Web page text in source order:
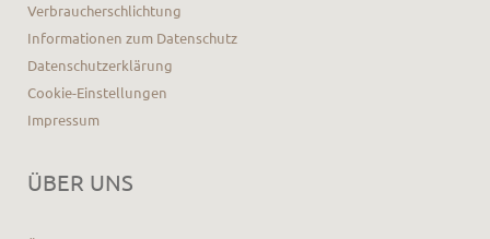
Verbraucherschlichtung
Informationen zum Datenschutz
Datenschutzerklärung
Cookie-Einstellungen
Impressum
ÜBER UNS